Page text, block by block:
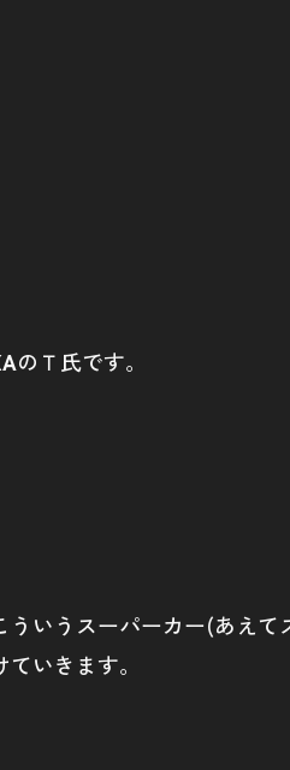
のＴ氏です。
いうスーパーカー(あえ
いきます。